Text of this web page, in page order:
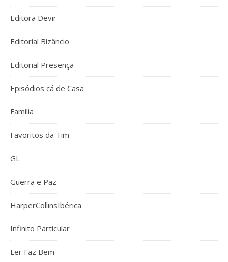
Editora Devir
Editorial Bizâncio
Editorial Presença
Episódios cá de Casa
Família
Favoritos da Tim
GL
Guerra e Paz
HarperCollinsIbérica
Infinito Particular
Ler Faz Bem